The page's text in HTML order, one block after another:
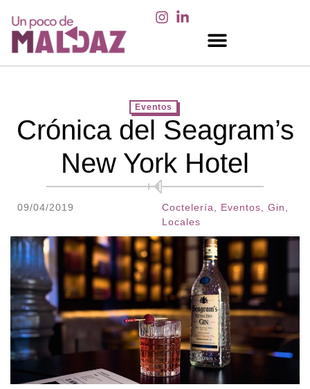
Eventos
Crónica del Seagram’s
New York Hotel
09/04/2019 Coctelería Eventos Gin
Locales